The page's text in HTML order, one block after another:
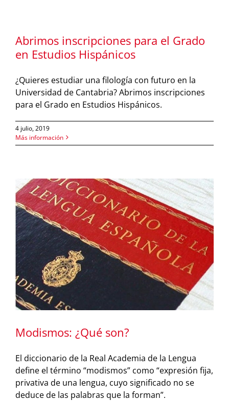
Abrimos inscripciones para el Grado
en Estudios Hispánicos
¿Quieres estudiar una filología con futuro en la
Universidad de Cantabria? Abrimos inscripciones
para el Grado en Estudios Hispánicos.
4 julio, 2019
Más información
Modismos: ¿Qué son?
El diccionario de la Real Academia de la Lengua
define el término “modismos” como “expresión fija,
privativa de una lengua, cuyo significado no se
deduce de las palabras que la forman”.